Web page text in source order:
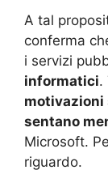
A tal
conferma
i servizi
informatici.
motivazioni
sentano
Microsoft.
riguardo.